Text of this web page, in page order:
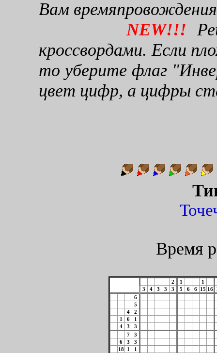
Вам
NEW!!!
кроссвордами. Если
то уберите флаг
цвет цифр, а цифры
Время
2 1
1
3
4 3 3 3 5 6 6 15 16
6
5
4
2
1
6
1
4
3
3
7
3
6
3
3
18 1
1